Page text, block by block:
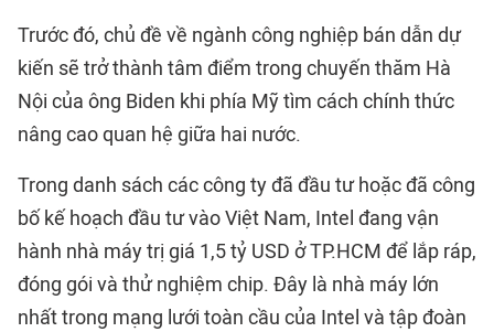
Trước đó, chủ đề về ngành công nghiệp bán dẫn dự
kiến sẽ trở thành tâm điểm trong chuyến thăm Hà
Nội của ông Biden khi phía Mỹ tìm cách chính thức
nâng cao quan hệ giữa hai nước.
Trong danh sách các công ty đã đầu tư hoặc đã công
bố kế hoạch đầu tư vào Việt Nam, Intel đang vận
hành nhà máy trị giá 1,5 tỷ USD ở TP.HCM để lắp ráp,
đóng gói và thử nghiệm chip. Đây là nhà máy lớn
nhất trong mạng lưới toàn cầu của Intel và tập đoàn